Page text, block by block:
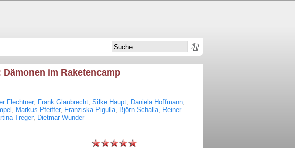
Dämonen im Raketencamp
Flechtner, Frank Glaubrecht, Silke Haupt, Daniela Hoffmann,
, Markus Pfeiffer, Franziska Pigulla, Björn Schalla, Reiner
Treger, Dietmar Wunder